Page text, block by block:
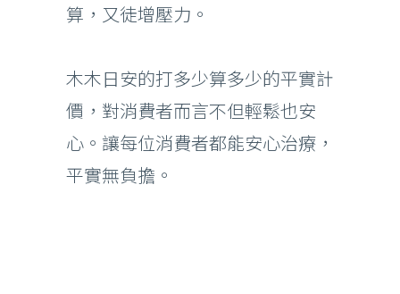
算，又徒增壓力。
木木日安的打多少算多少的平實計
價，對消費者而言不但輕鬆也安
心。讓每位消費者都能安心治療，
平實無負擔。